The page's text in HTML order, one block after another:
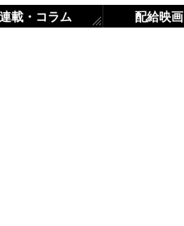
連載・コラム 配給映画